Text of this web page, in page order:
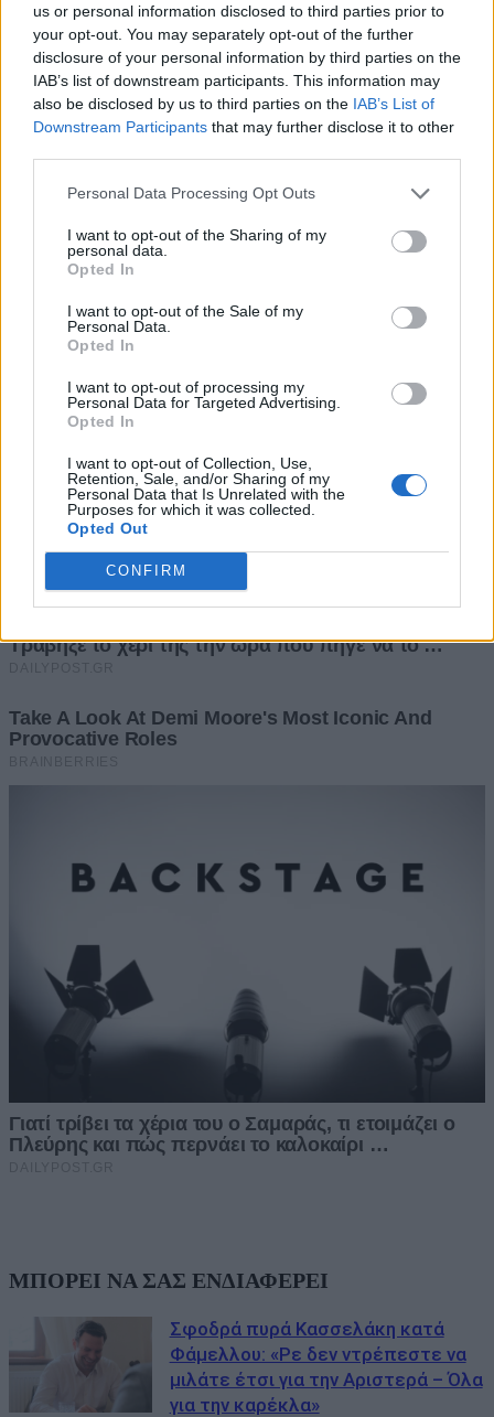
us or personal information disclosed to third parties prior to
your opt-out. You may separately opt-out of the further
disclosure of your personal information by third parties on the
IAB’s list of downstream participants. This information may
also be disclosed by us to third parties on the IAB’s List of
Downstream Participants that may further disclose it to other
Personal Data Processing Opt Outs
I want to opt-out of the Sharing of my
personal data.
Opted In
I want to opt-out of the Sale of my
Personal Data.
Opted In
I want to opt-out of processing my
Personal Data for Targeted Advertising.
Opted In
I want to opt-out of Collection, Use,
Retention, Sale, and/or Sharing of my
Personal Data that Is Unrelated with the
Purposes for which it was collected.
Opted Out
CONFIRM
ΜΠΟΡΕΙ ΝΑ ΣΑΣ ΕΝΔΙΑΦΕΡΕΙ
Σφοδρά πυρά Κασσελάκη κατά
Φάμελλου: «Ρε δεν ντρέπεστε να
μιλάτε έτσι για την Αριστερά – Όλα
για την καρέκλα»